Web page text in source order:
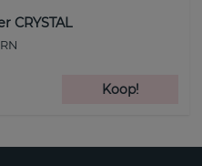
CRYSTAL
Koop!